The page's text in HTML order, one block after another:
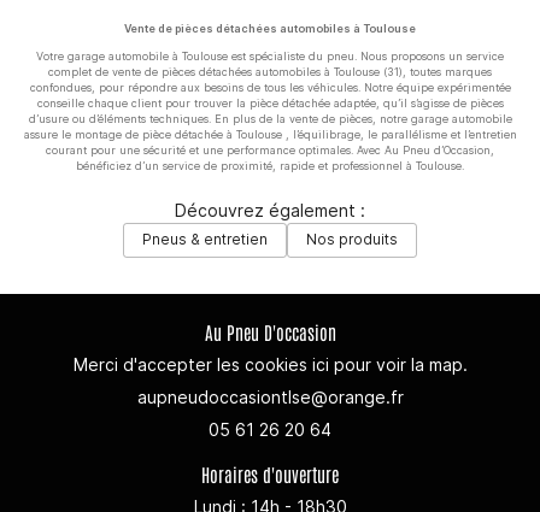
Vente de pièces détachées automobiles à Toulouse
Votre garage automobile à Toulouse est spécialiste du pneu. Nous proposons un service
complet de vente de pièces détachées automobiles à Toulouse (31), toutes marques
confondues, pour répondre aux besoins de tous les véhicules. Notre équipe expérimentée
conseille chaque client pour trouver la pièce détachée adaptée, qu’il s’agisse de pièces
d’usure ou d’éléments techniques. En plus de la vente de pièces, notre garage automobile
assure le montage de pièce détachée à Toulouse , l’équilibrage, le parallélisme et l’entretien
courant pour une sécurité et une performance optimales. Avec Au Pneu d’Occasion,
bénéficiez d’un service de proximité, rapide et professionnel à Toulouse.
Découvrez également :
Pneus & entretien Nos produits
Au Pneu D'occasion
Merci d'accepter les cookies ici pour voir la map.
05 61 26 20 64
Horaires d'ouverture
Lundi : 14h - 18h30